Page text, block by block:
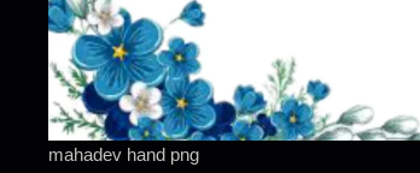
mahadev hand png